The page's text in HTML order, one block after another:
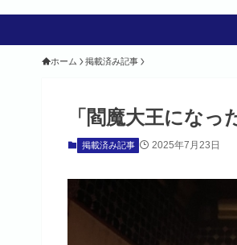
ホーム 掲載済み記事
「閻魔大王になっ
掲載済み記事 2025年7月23日